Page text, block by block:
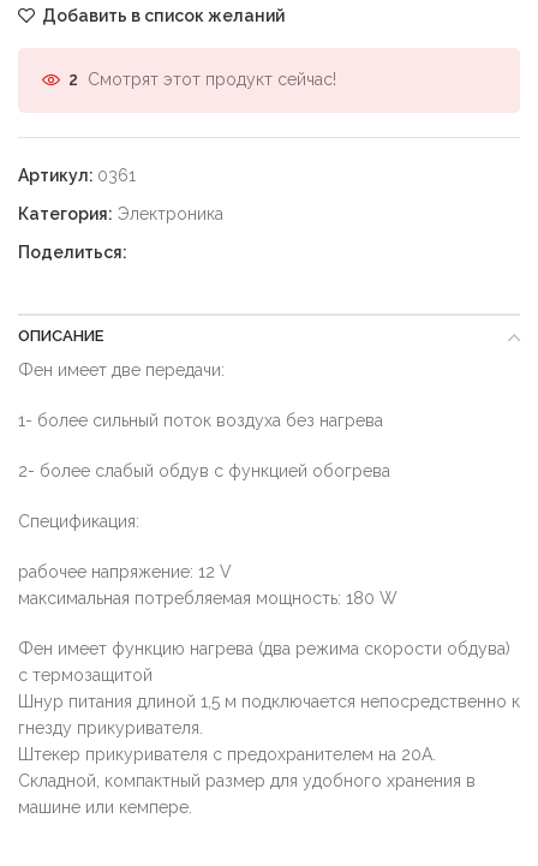
Добавить в список желаний
2 Смотрят этот продукт сейчас!
Артикул: 0361
Категория: Электроника
Поделиться:
ОПИСАНИЕ
Фен имеет две передачи:
1- более сильный поток воздуха без нагрева
2- более слабый обдув с функцией обогрева
Спецификация:
рабочее напряжение: 12 V
максимальная потребляемая мощность: 180 W
Фен имеет функцию нагрева (два режима скорости обдува)
с термозащитой
Шнур питания длиной 1,5 м подключается непосредственно к
гнезду прикуривателя.
Штекер прикуривателя с предохранителем на 20А.
Складной, компактный размер для удобного хранения в
машине или кемпере.